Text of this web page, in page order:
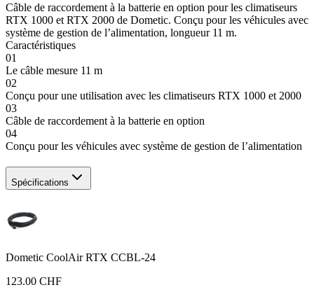
Câble de raccordement à la batterie en option pour les climatiseurs
RTX 1000 et RTX 2000 de Dometic. Conçu pour les véhicules avec
système de gestion de l’alimentation, longueur 11 m.
Caractéristiques
01
Le câble mesure 11 m
02
Conçu pour une utilisation avec les climatiseurs RTX 1000 et 2000
03
Câble de raccordement à la batterie en option
04
Conçu pour les véhicules avec système de gestion de l’alimentation
Spécifications
Dometic CoolAir RTX CCBL-24
123.00 CHF